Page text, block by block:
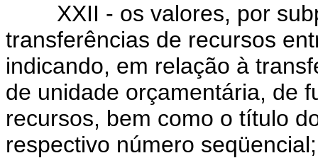
XXII - os valores, por
transferências de recursos
indicando, em relação à
de unidade orçamentária, de
recursos, bem como o título
respectivo número seqüencial;